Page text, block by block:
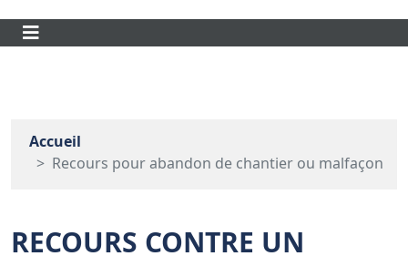
Accueil
Recours pour abandon de chantier ou malfaçon
RECOURS CONTRE UN